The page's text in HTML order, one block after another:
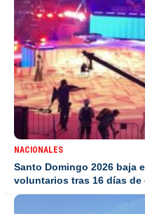
NACIONALES
Santo Domingo 2026 baja
voluntarios tras 16 días de